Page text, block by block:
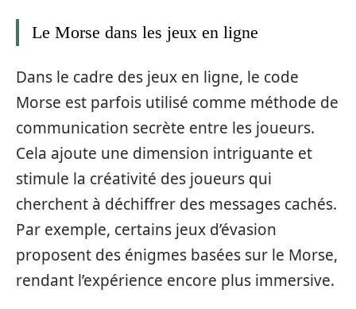
Le Morse dans les jeux en ligne
Dans le cadre des jeux en ligne, le code
Morse est parfois utilisé comme méthode de
communication secrète entre les joueurs.
Cela ajoute une dimension intriguante et
stimule la créativité des joueurs qui
cherchent à déchiffrer des messages cachés.
Par exemple, certains jeux d’évasion
proposent des énigmes basées sur le Morse,
rendant l’expérience encore plus immersive.